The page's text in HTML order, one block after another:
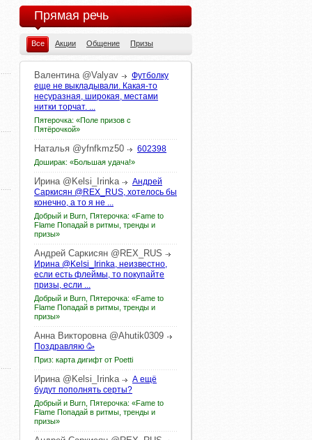
Прямая речь
Все Акции Общение Призы
Валентина @Valyav
Футболку
еще не выкладывали. Какая-то
несуразная, широкая, местами
нитки торчат. ...
Пятерочка: «Поле призов с
Пятёрочкой»
Наталья @yfnfkmz50 602398
Доширак: «Большая удача!»
Ирина @Kelsi_Irinka
Андрей
Саркисян @REX_RUS, хотелось бы
конечно, а то я не ...
Добрый и Burn, Пятерочка: «Fame to
Flame Попадай в ритмы, тренды и
призы»
Андрей Саркисян @REX_RUS
Ирина @Kelsi_Irinka, неизвестно,
если есть флеймы, то покупайте
призы, если ...
Добрый и Burn, Пятерочка: «Fame to
Flame Попадай в ритмы, тренды и
призы»
Анна Викторовна @Ahutik0309
Поздравляю 🥳
Приз: карта дигифт от Poetti
Ирина @Kelsi_Irinka
А ещё
будут пополнять серты?
Добрый и Burn, Пятерочка: «Fame to
Flame Попадай в ритмы, тренды и
призы»